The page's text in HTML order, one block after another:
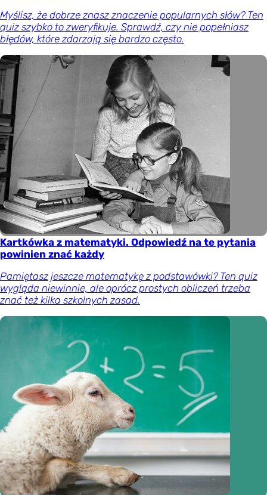
Myślisz, że dobrze znasz znaczenie popularnych słów? Ten
quiz szybko to zweryfikuje. Sprawdź, czy nie popełniasz
błędów, które zdarzają się bardzo często.
Kartkówka z matematyki. Odpowiedź na te pytania
powinien znać każdy
Pamiętasz jeszcze matematykę z podstawówki? Ten quiz
wygląda niewinnie, ale oprócz prostych obliczeń trzeba
znać też kilka szkolnych zasad.